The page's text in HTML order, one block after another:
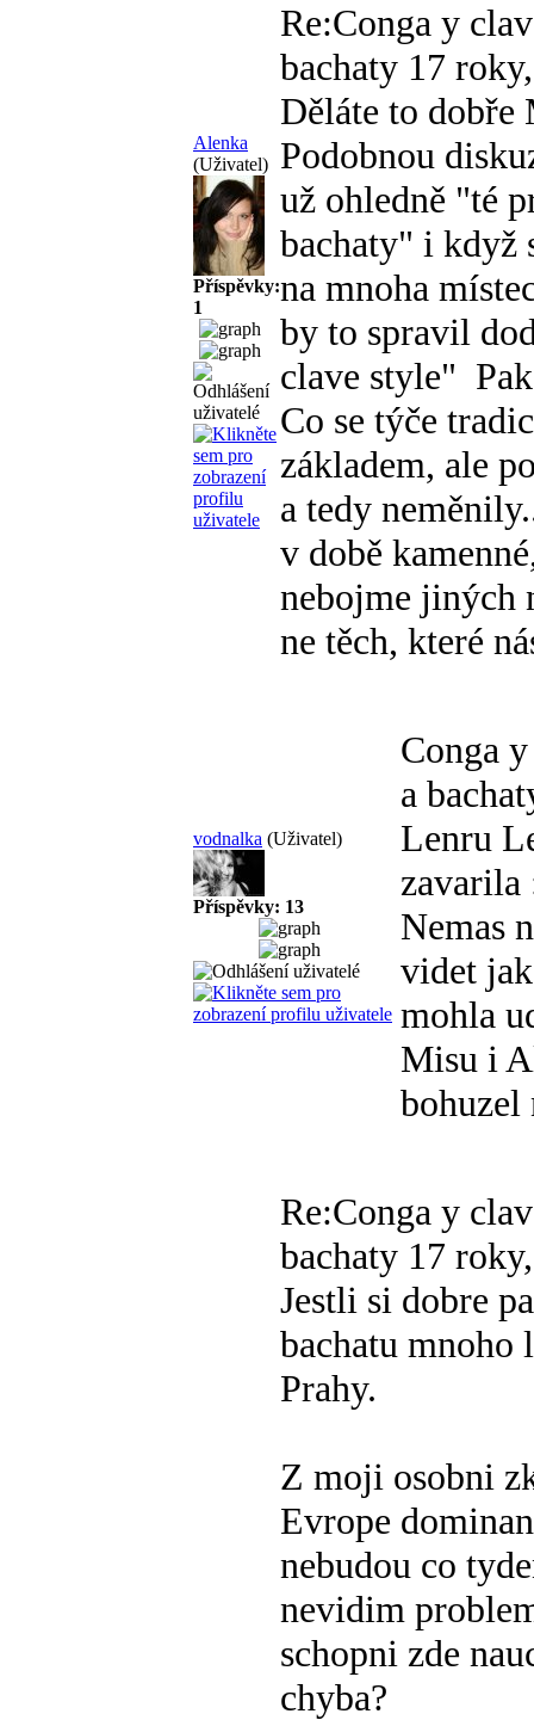
Alenka
(Uživatel)
Příspěvky:
1
Re:Conga y
bachaty 17
Děláte to dobře
Podobnou
už ohledně "té
bachaty" i když
na mnoha
by to spravil
clave style"
Co se týče
základem, ale
a tedy
v době
nebojme jiných
ne těch, které
vodnalka (Uživatel)
Příspěvky: 13
Conga
a
Lenru
zavarila
Nemas
videt
mohla
Misu i
bohuzel
Re:Conga y
bachaty 17
Jestli si dobre
bachatu mnoho
Prahy.
Z moji osobni
Evrope
nebudou co
nevidim
schopni zde
chyba?